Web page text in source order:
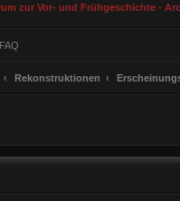
zur Vor- und Frühgeschichte -
FAQ
Rekonstruktionen